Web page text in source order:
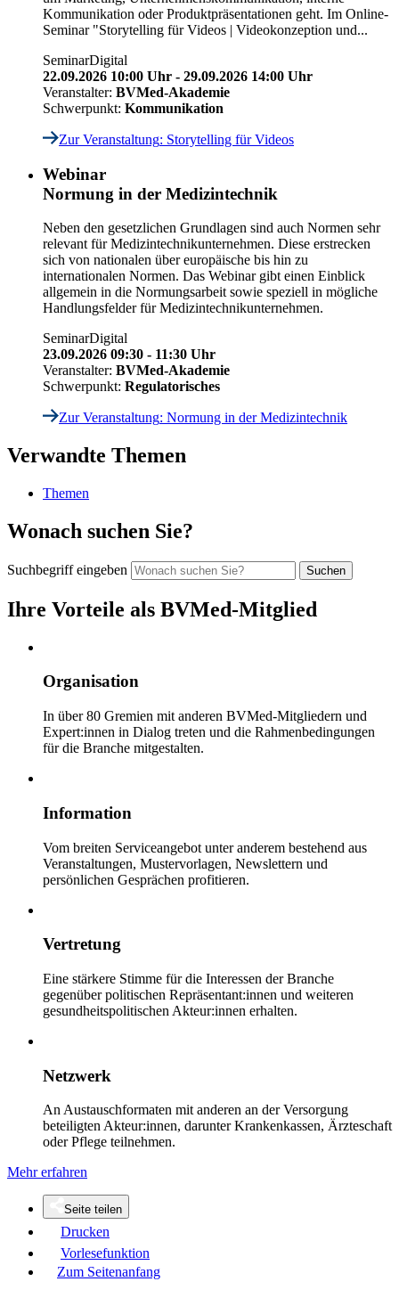
Kommunikation oder Produktpräsentationen geht. Im Online-
Seminar "Storytelling für Videos | Videokonzeption und...
SeminarDigital
22.09.2026 10:00 Uhr - 29.09.2026 14:00 Uhr
Veranstalter: BVMed-Akademie
Schwerpunkt: Kommunikation
Zur Veranstaltung: Storytelling für Videos
Webinar
Normung in der Medizintechnik
Neben den gesetzlichen Grundlagen sind auch Normen sehr
relevant für Medizintechnikunternehmen. Diese erstrecken
sich von nationalen über europäische bis hin zu
internationalen Normen. Das Webinar gibt einen Einblick
allgemein in die Normungsarbeit sowie speziell in mögliche
Handlungsfelder für Medizintechnikunternehmen.
SeminarDigital
23.09.2026 09:30 - 11:30 Uhr
Veranstalter: BVMed-Akademie
Schwerpunkt: Regulatorisches
Zur Veranstaltung: Normung in der Medizintechnik
Verwandte Themen
Themen
Wonach suchen Sie?
Suchbegriff eingeben
Ihre Vorteile als BVMed-Mitglied
Organisation
In über 80 Gremien mit anderen BVMed-Mitgliedern und
Expert:innen in Dialog treten und die Rahmenbedingungen
für die Branche mitgestalten.
Information
Vom breiten Serviceangebot unter anderem bestehend aus
Veranstaltungen, Mustervorlagen, Newslettern und
persönlichen Gesprächen profitieren.
Vertretung
Eine stärkere Stimme für die Interessen der Branche
gegenüber politischen Repräsentant:innen und weiteren
gesundheitspolitischen Akteur:innen erhalten.
Netzwerk
An Austauschformaten mit anderen an der Versorgung
beteiligten Akteur:innen, darunter Krankenkassen, Ärzteschaft
oder Pflege teilnehmen.
Mehr erfahren
Seite teilen
Drucken
Vorlesefunktion
Zum Seitenanfang